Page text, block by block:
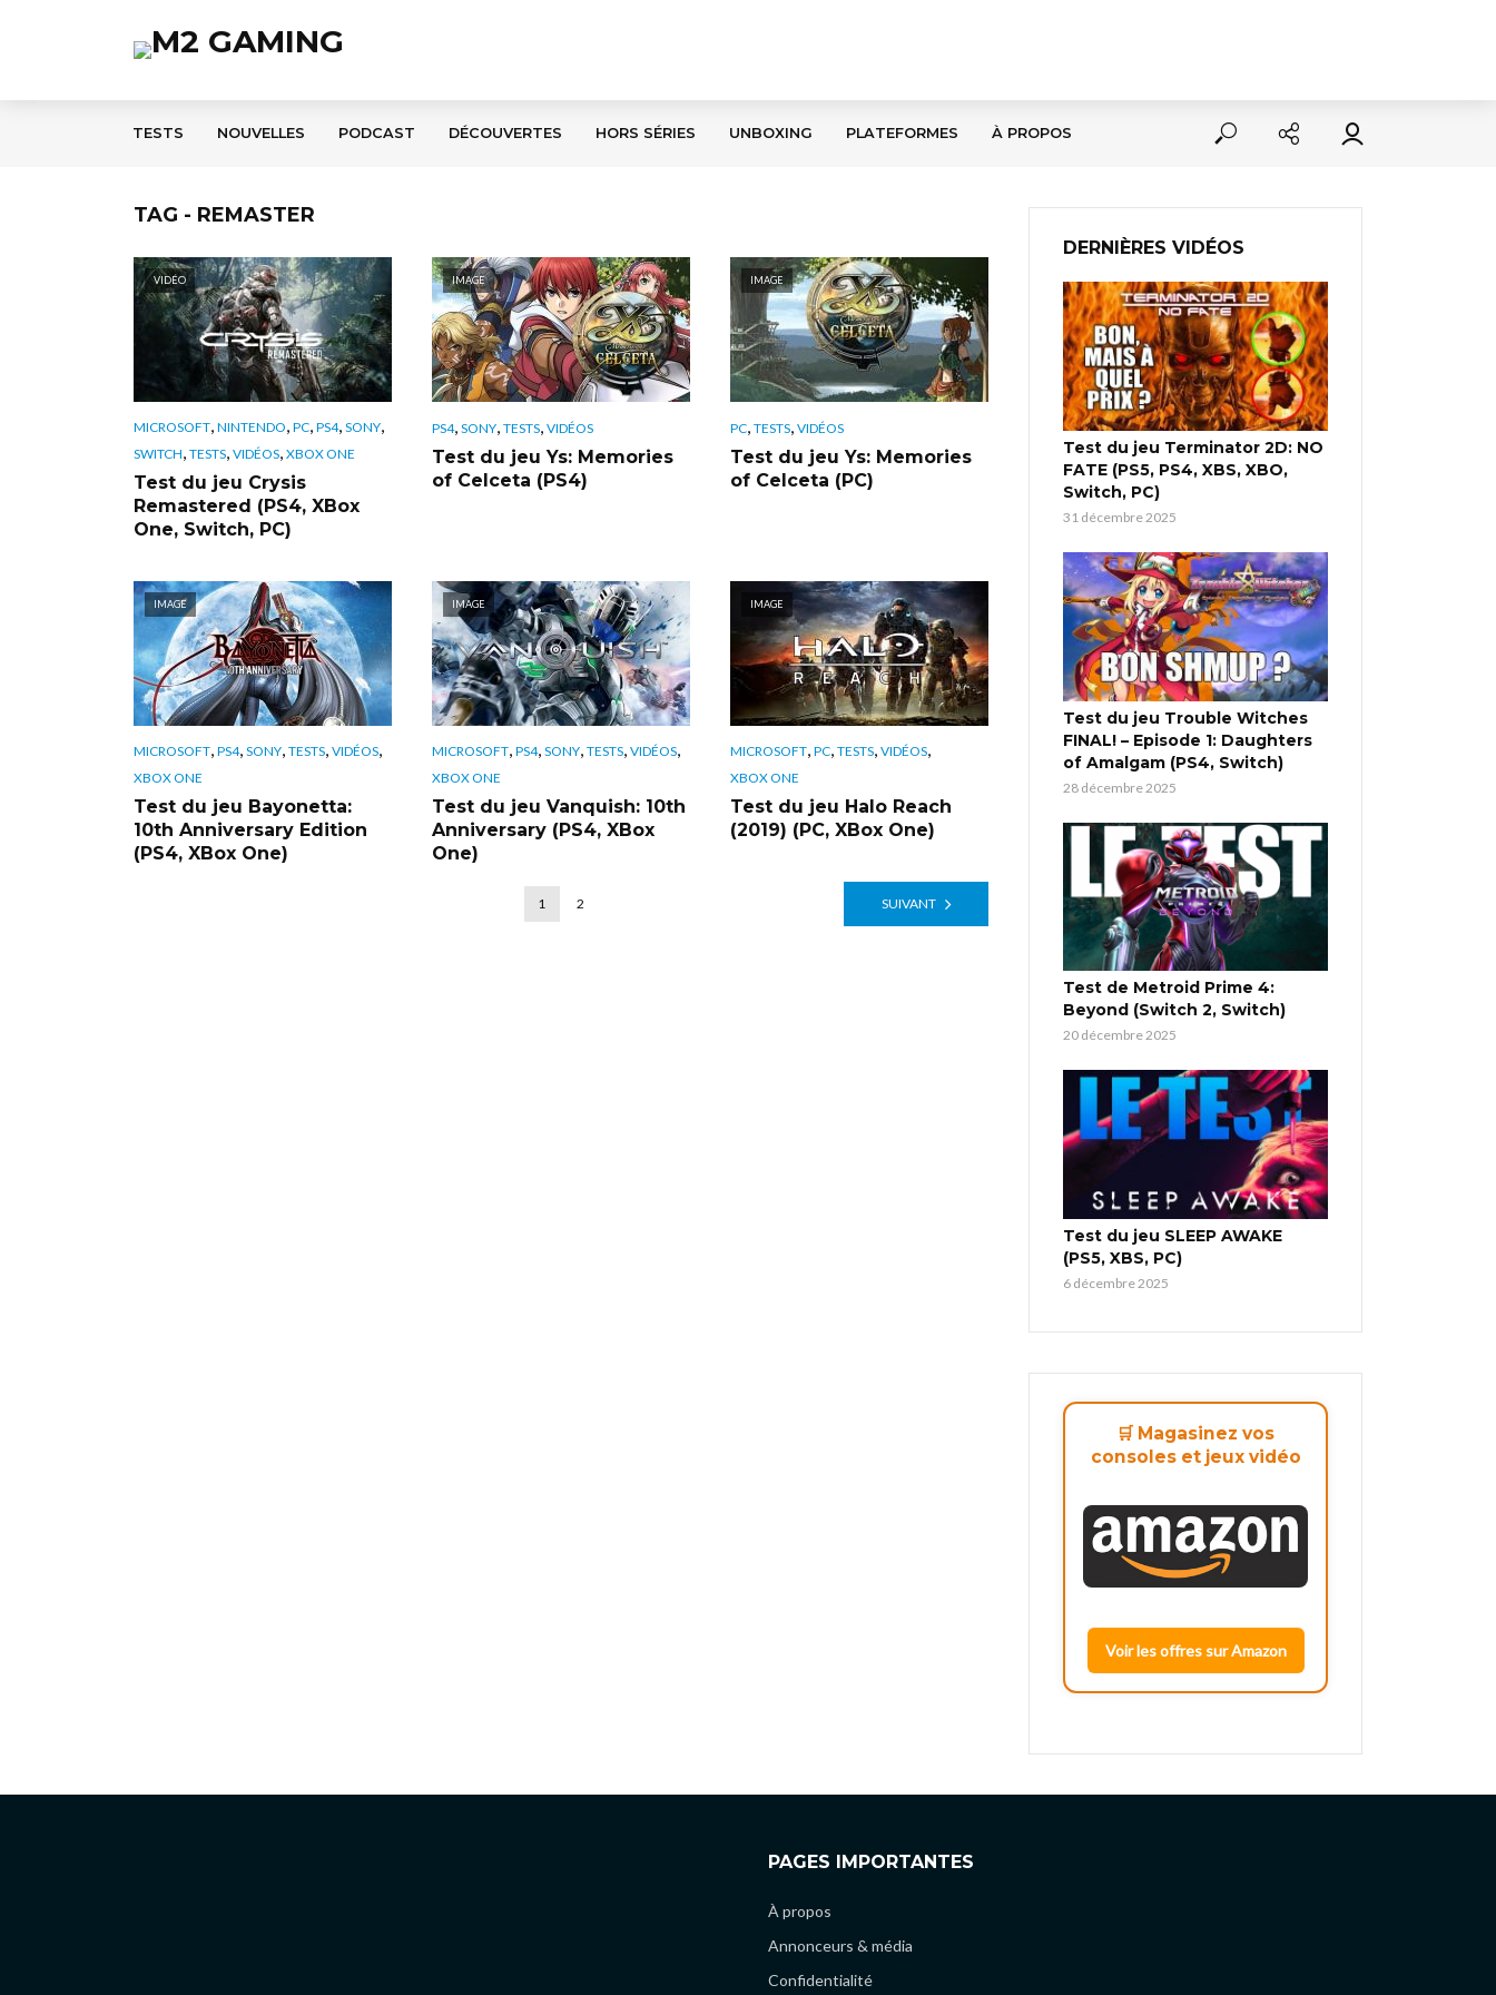
TESTS NOUVELLES PODCAST DÉCOUVERTES HORS SÉRIES UNBOXING PLATEFORMES À PROPOS
TAG - REMASTER
VIDÉO
MICROSOFT, NINTENDO, PC, PS4, SONY,
SWITCH, TESTS, VIDÉOS, XBOX ONE
Test du jeu Crysis
Remastered (PS4, XBox
One, Switch, PC)
IMAGE
PS4, SONY, TESTS, VIDÉOS
Test du jeu Ys: Memories
of Celceta (PS4)
IMAGE
PC, TESTS, VIDÉOS
Test du jeu Ys: Memories
of Celceta (PC)
IMAGE
MICROSOFT, PS4, SONY, TESTS, VIDÉOS,
XBOX ONE
Test du jeu Bayonetta:
10th Anniversary Edition
(PS4, XBox One)
IMAGE
MICROSOFT, PS4, SONY, TESTS, VIDÉOS,
XBOX ONE
Test du jeu Vanquish: 10th
Anniversary (PS4, XBox
One)
IMAGE
MICROSOFT, PC, TESTS, VIDÉOS,
XBOX ONE
Test du jeu Halo Reach
(2019) (PC, XBox One)
1 2 SUIVANT
DERNIÈRES VIDÉOS
Test du jeu Terminator 2D: NO
FATE (PS5, PS4, XBS, XBO,
Switch, PC)
31 décembre 2025
Test du jeu Trouble Witches
FINAL! – Episode 1: Daughters
of Amalgam (PS4, Switch)
28 décembre 2025
Test de Metroid Prime 4:
Beyond (Switch 2, Switch)
20 décembre 2025
Test du jeu SLEEP AWAKE
(PS5, XBS, PC)
6 décembre 2025
🛒 Magasinez vos
consoles et jeux vidéo
Voir les offres sur Amazon
PAGES IMPORTANTES
À propos
Annonceurs & média
Confidentialité